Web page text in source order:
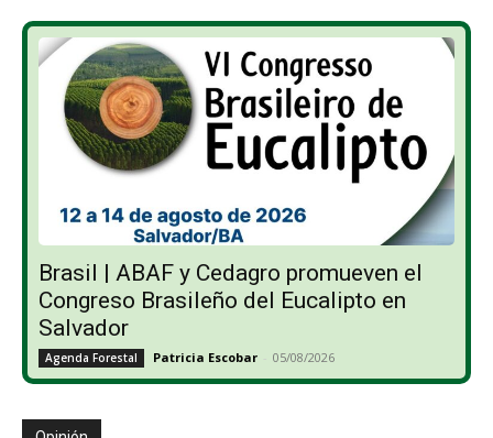
Brasil | ABAF y Cedagro promueven el
Congreso Brasileño del Eucalipto en
Salvador
Agenda Forestal Patricia Escobar - 05/08/2026